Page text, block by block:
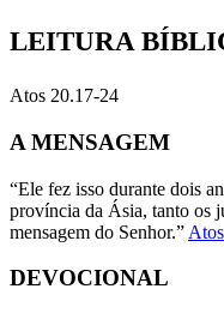
LEITURA
Atos 20.17-24
A MENSAGEM
“Ele fez isso durante dois
província da Ásia, tanto os
mensagem do Senhor.”
DEVOCIONAL